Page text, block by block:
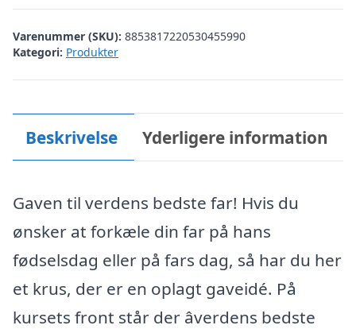
Varenummer (SKU): 8853817220530455990
Kategori: Produkter
Beskrivelse Yderligere information
Gaven til verdens bedste far! Hvis du
ønsker at forkæle din far på hans
fødselsdag eller på fars dag, så har du her
et krus, der er en oplagt gaveidé. På
kursets front står der âverdens bedste